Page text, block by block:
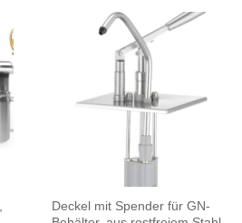
Deckel mit Spender für GN-